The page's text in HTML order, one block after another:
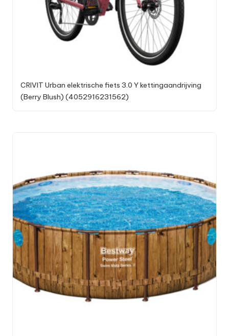
CRIVIT Urban elektrische fiets 3.0 Y kettingaandrijving
(Berry Blush) (4052916231562)